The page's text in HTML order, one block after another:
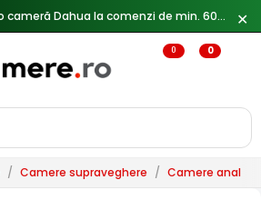
✕
0 0
/ Camere supraveghere / Camere